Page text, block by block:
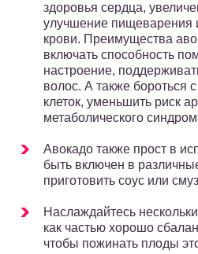
здоровья сердца,
улучшение пищеварения
крови. Преимущества
включать способность
настроение,
волос. А также бороться
клеток, уменьшить риск
метаболического
Авокадо также прост в
быть включен в
приготовить соус или
Наслаждайтесь
как частью хорошо
чтобы пожинать плоды